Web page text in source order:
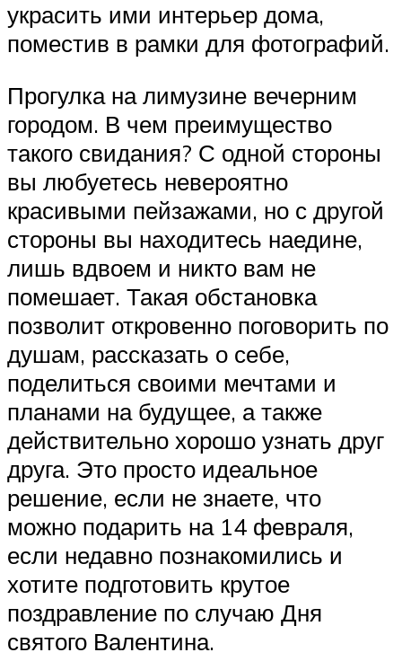
украсить ими интерьер дома,
поместив в рамки для фотографий.
Прогулка на лимузине вечерним
городом. В чем преимущество
такого свидания? С одной стороны
вы любуетесь невероятно
красивыми пейзажами, но с другой
стороны вы находитесь наедине,
лишь вдвоем и никто вам не
помешает. Такая обстановка
позволит откровенно поговорить по
душам, рассказать о себе,
поделиться своими мечтами и
планами на будущее, а также
действительно хорошо узнать друг
друга. Это просто идеальное
решение, если не знаете, что
можно подарить на 14 февраля,
если недавно познакомились и
хотите подготовить крутое
поздравление по случаю Дня
святого Валентина.